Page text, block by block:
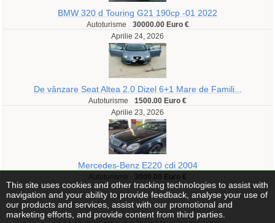
BMW 320 d Touring G21 190cp -01 2022
Autoturisme
30000.00 Euro €
Aprilie 24, 2026
De vânzare Seat Altea 2.0 Dizel 6+1 Mare de Famili...
Autoturisme
1500.00 Euro €
Aprilie 23, 2026
Mercedes-Benz E220 cdi 2004
Autoturisme 3000.00 Euro €
This site uses cookies and other tracking technologies to assist with
navigation and your ability to provide feedback, analyse your use of
our products and services, assist with our promotional and
marketing efforts, and provide content from third parties.